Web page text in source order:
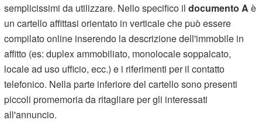
semplicissimi da utilizzare. Nello specifico ildocumento A è
un cartello affittasi orientato in verticale che può essere
compilato online inserendo la descrizione dell'immobile in
affitto (es: duplex ammobiliato, monolocale soppalcato,
locale ad uso ufficio, ecc.) e i riferimenti per il contatto
telefonico. Nella parte inferiore del cartello sono presenti
piccoli promemoria da ritagliare per gli interessati
all'annuncio.